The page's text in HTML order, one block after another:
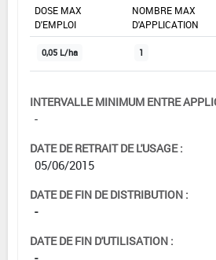
DOSE MAX
D'EMPLOI
NOMBRE MAX
D'APPLICATION
0,05 L/ha 1
INTERVALLE MINIMUM ENTRE
-
DATE DE RETRAIT DE L'USAGE :
05/06/2015
DATE DE FIN DE DISTRIBUTION :
-
DATE DE FIN D'UTILISATION :